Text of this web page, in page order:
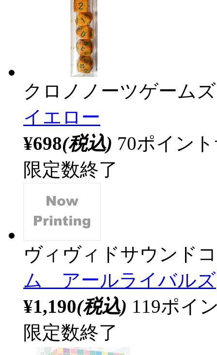
クロノノーツゲームズ
イエロー
¥698(税込) 70ポイン
限定数終了
ヴィヴィドサウンド
ム アールライバルズ
¥1,190(税込) 119ポイ
限定数終了